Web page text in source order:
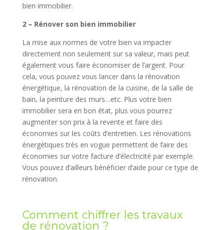
bien immobilier.
2 – Rénover son bien immobilier
La mise aux normes de votre bien va impacter
directement non seulement sur sa valeur, mais peut
également vous faire économiser de l’argent. Pour
cela, vous pouvez vous lancer dans la rénovation
énergétique, la rénovation de la cuisine, de la salle de
bain, la peinture des murs…etc. Plus votre bien
immobilier sera en bon état, plus vous pourrez
augmenter son prix à la revente et faire des
économies sur les coûts d’entretien. Les rénovations
énergétiques très en vogue permettent de faire des
économies sur votre facture d’électricité par exemple.
Vous pouvez d’ailleurs bénéficier d’aide pour ce type de
rénovation.
Comment chiffrer les travaux
de rénovation ?